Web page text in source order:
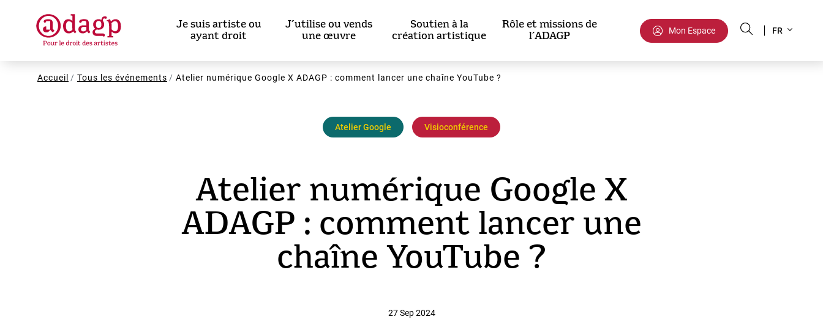
Je suis artiste ou
ayant droit
J’utilise ou vends
une œuvre
Soutien à la
création artistique
Rôle et missions de
l’ADAGP
Mon Espace
your
FR
Fil
Accueil Tous les événements Atelier numérique Google X ADAGP : comment lancer une chaîne YouTube ?
Atelier Google Visioconférence
Atelier numérique Google X
ADAGP : comment lancer une
chaîne YouTube ?
27 Sep 2024